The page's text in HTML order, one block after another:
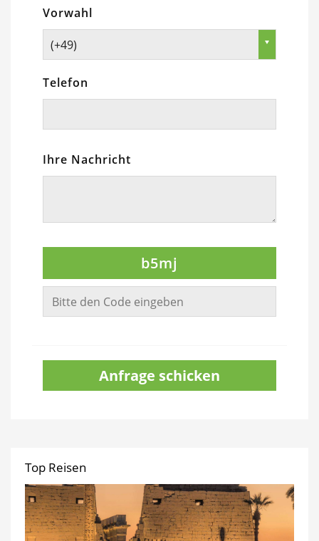
Vorwahl
(+49)
Telefon
Ihre Nachricht
b5mj
Anfrage schicken
Top Reisen